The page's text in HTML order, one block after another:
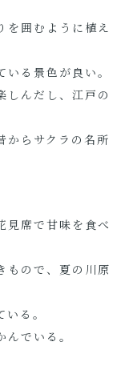
を囲むように植え
る景色が良い。
しんだし、江戸の
らサクラの名所
見席で甘味を食べ
ので、夏の川原
る。
でいる。